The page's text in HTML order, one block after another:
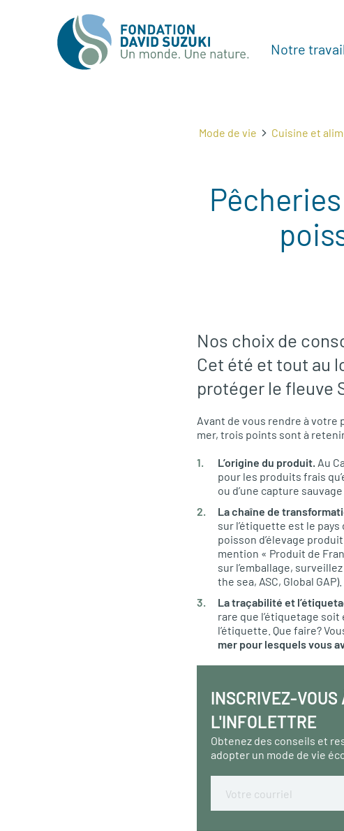
Notre travail
Mode de vie Cuisine et
Nos choix de
Cet été et tout au
protéger le fleuve
Avant de vous rendre à
mer, trois points sont à
L’origine du produit. Au
pour les produits frais
ou d’une capture
La chaîne de
sur l’étiquette est le
poisson d’élevage
mention « Produit de
sur l’emballage,
the sea, ASC, Global GAP).
La traçabilité et
rare que l’étiquetage
l’étiquette. Que faire?
mer pour lesquels vous
INSCRIVEZ-VOUS
L'INFOLETTRE
Obtenez des conseils et
adopter un mode de vie